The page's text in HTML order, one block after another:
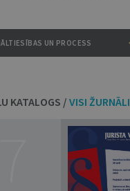
UN PROCESS
KATALOGS /VISI ŽURNĀLI